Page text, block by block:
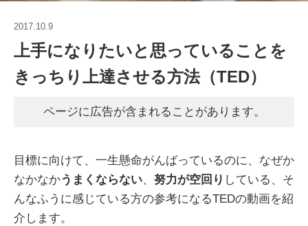
2017.10.9
上手になりたいと思っていることを
きっちり上達させる方法（TED）
ページに広告が含まれることがあります。
目標に向けて、一生懸命がんばっているのに、なぜか
なかなかうまくならない、努力が空回り している、そ
んなふうに感じている方の参考になるTEDの動画を紹
介します。